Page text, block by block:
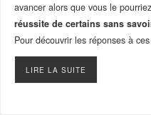
avancer alors que vous le
réussite de certains sans
Pour découvrir les réponses à
LIRE LA SUITE